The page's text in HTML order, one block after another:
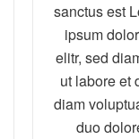
sanctus est
ipsum
elitr, sed
ut labore et
diam
duo